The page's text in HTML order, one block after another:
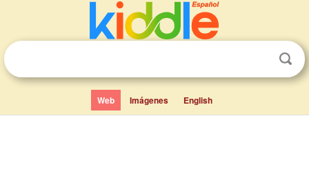
Web Imágenes English